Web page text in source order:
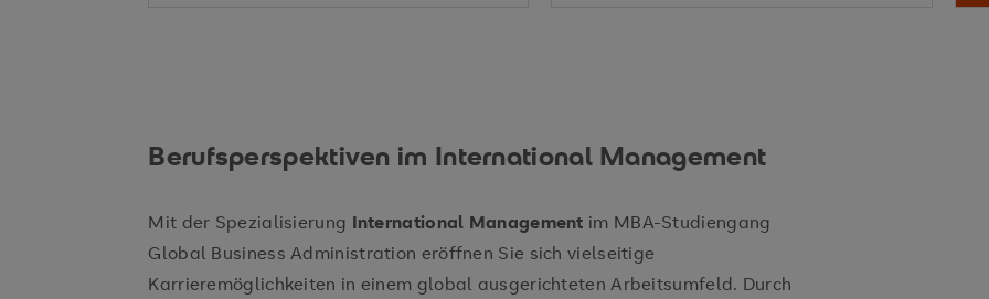
Berufsperspektiven im International Management
Mit der Spezialisierung International Management im MBA-Studiengang
Global Business Administration eröffnen Sie sich vielseitige
Karrieremöglichkeiten in einem global ausgerichteten Arbeitsumfeld. Durch